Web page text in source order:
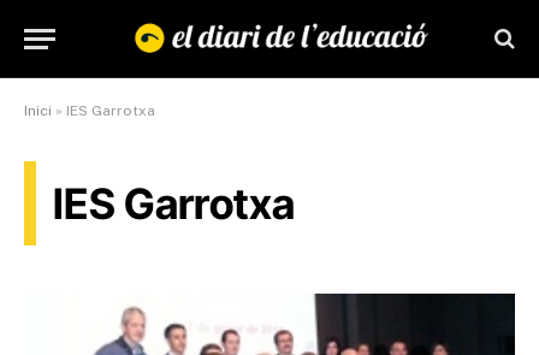
Inici » IES Garrotxa
IES Garrotxa